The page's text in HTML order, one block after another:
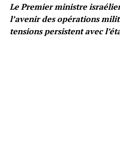
Le Premier ministre
l’avenir des opérations
tensions persistent avec